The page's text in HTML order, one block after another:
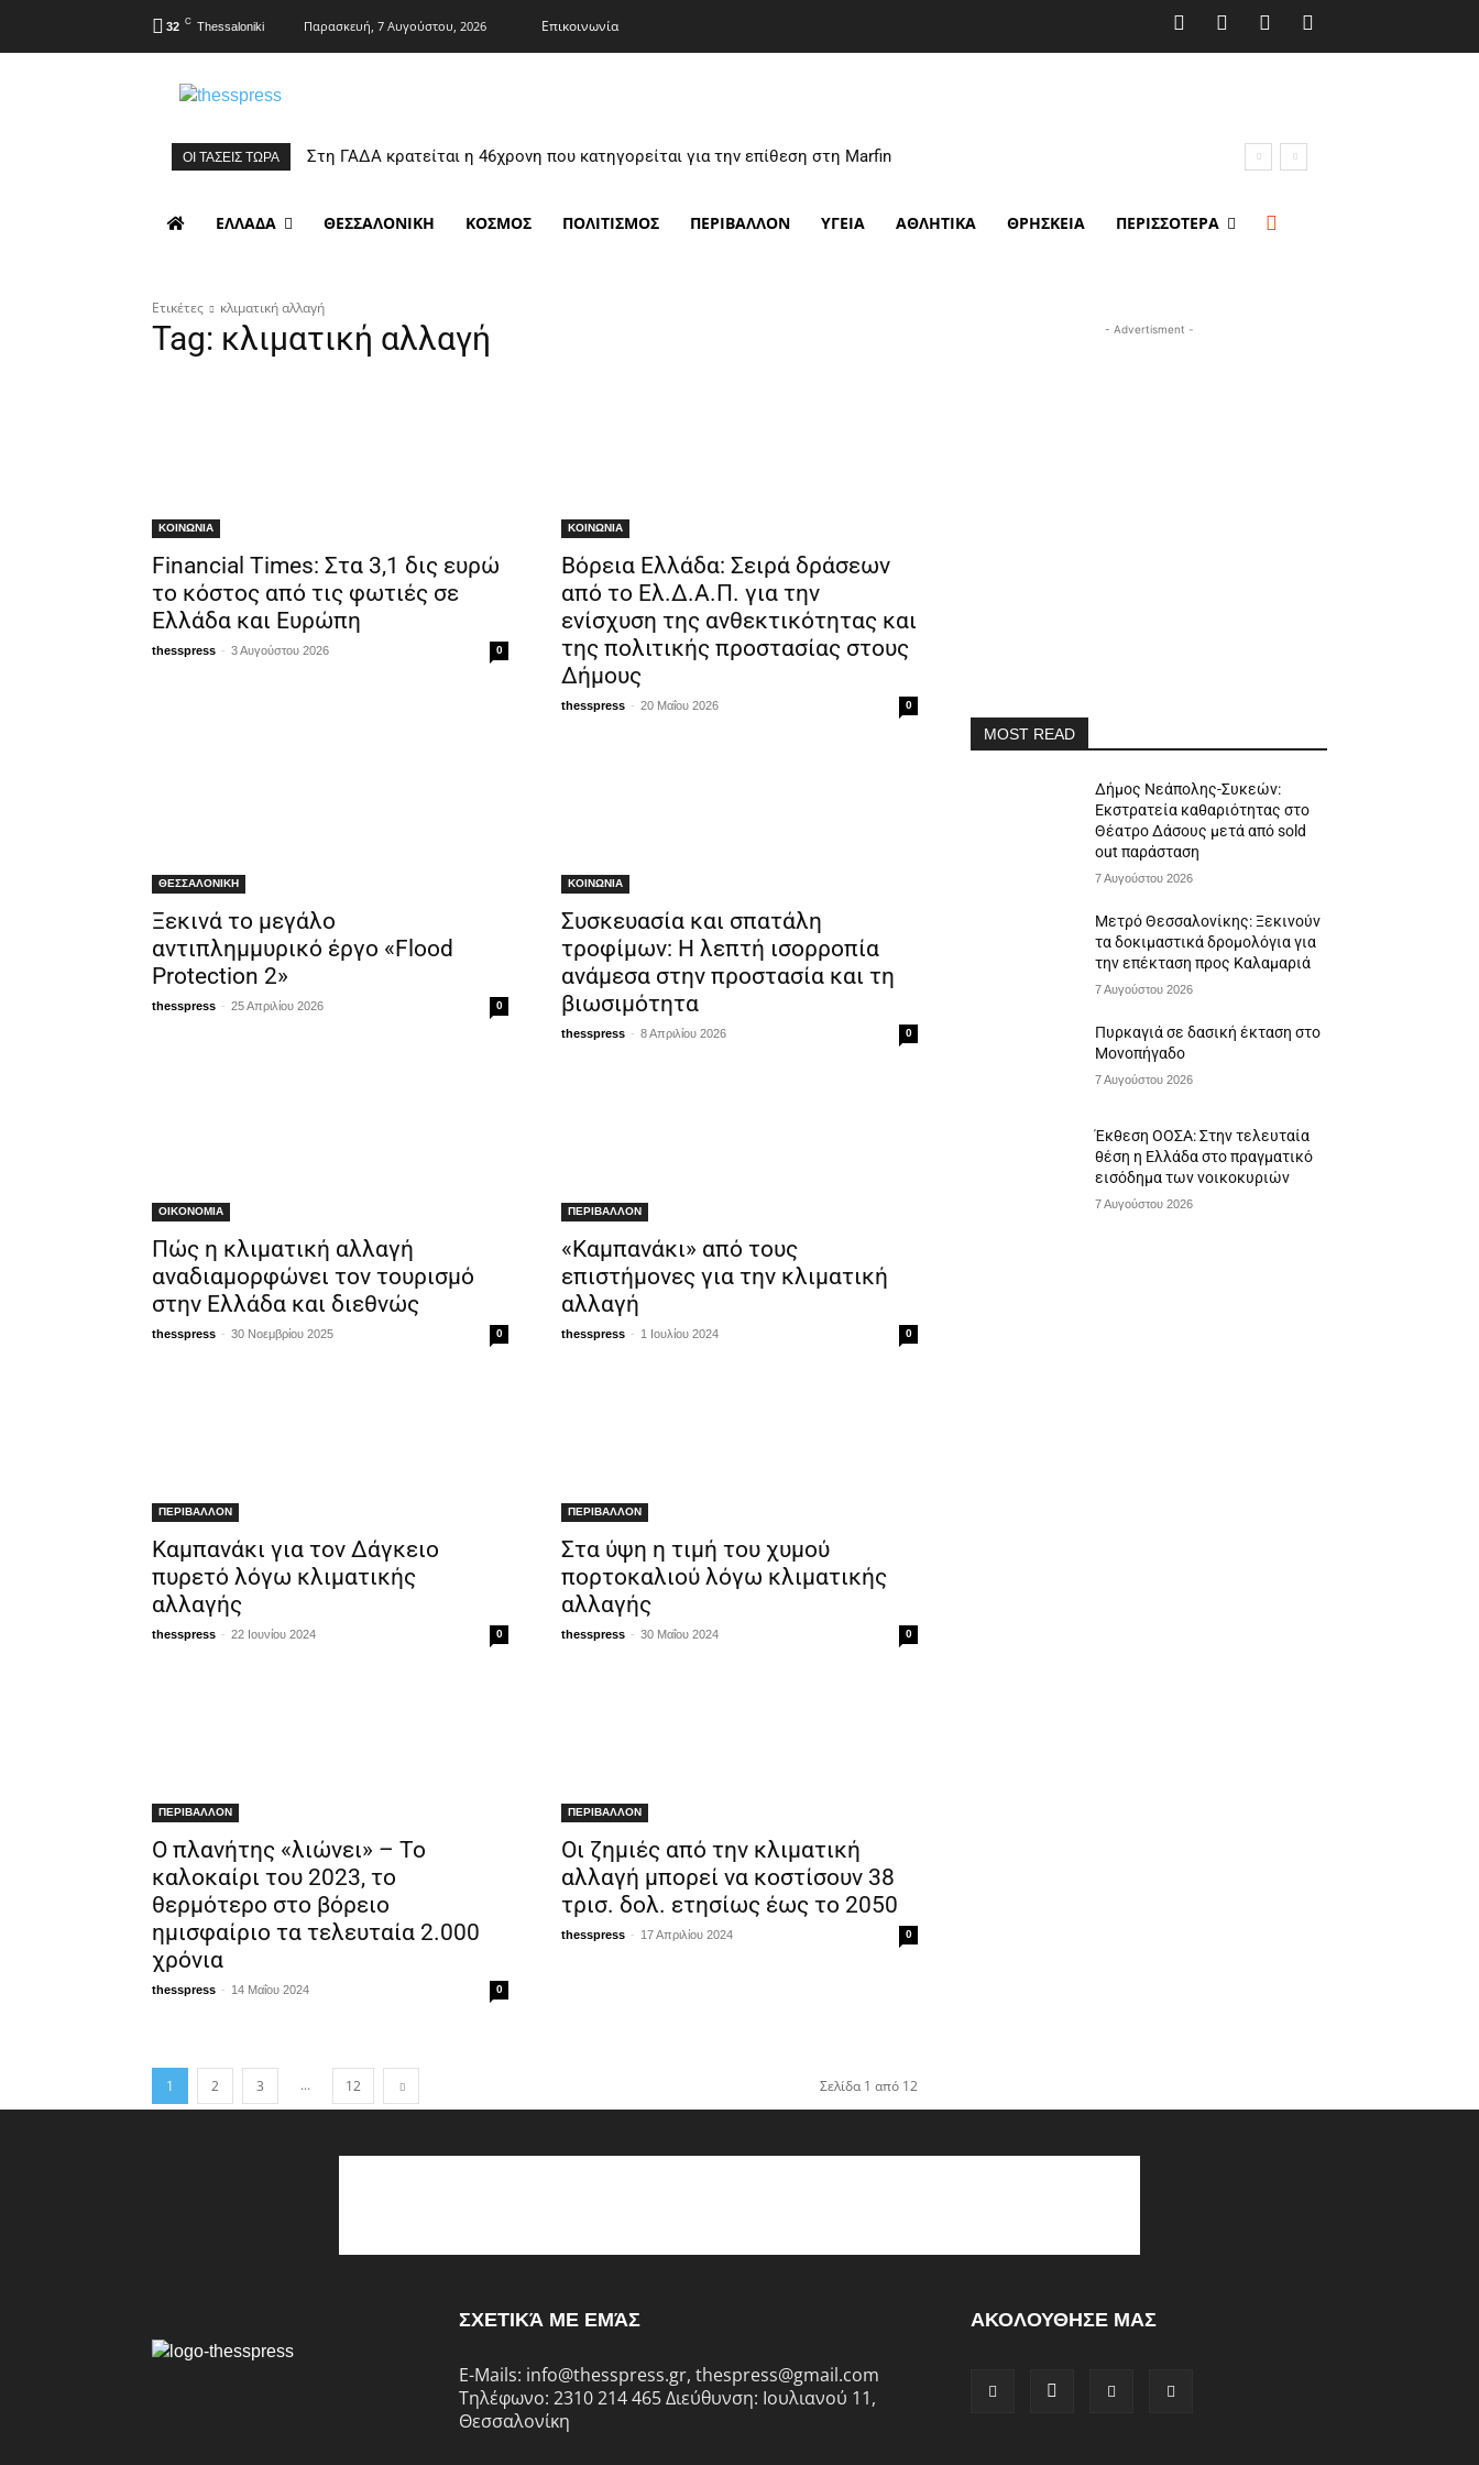
32 C Thessaloniki Παρασκευή, 7 Αυγούστου, 2026 Επικοινωνία
ΟΙ ΤΑΣΕΙΣ ΤΩΡΑ Στη ΓΑΔΑ κρατείται η 46χρονη που κατηγορείται για την επίθεση στη Marfin
ΕΛΛΑΔΑ ΘΕΣΣΑΛΟΝΙΚΗ ΚΟΣΜΟΣ ΠΟΛΙΤΙΣΜΟΣ ΠΕΡΙΒΑΛΛΟΝ ΥΓΕΙΑ ΑΘΛΗΤΙΚΑ ΘΡΗΣΚΕΙΑ ΠΕΡΙΣΣΟΤΕΡΑ
Ετικέτες κλιματική αλλαγή
Tag: κλιματική αλλαγή
ΚΟΙΝΩΝΙΑ
Financial Times: Στα 3,1 δις ευρώ
το κόστος από τις φωτιές σε
Ελλάδα και Ευρώπη
thesspress - 3 Αυγούστου 2026 0
ΚΟΙΝΩΝΙΑ
Βόρεια Ελλάδα: Σειρά δράσεων
από το Ελ.Δ.Α.Π. για την
ενίσχυση της ανθεκτικότητας και
της πολιτικής προστασίας στους
Δήμους
thesspress - 20 Μαΐου 2026 0
ΘΕΣΣΑΛΟΝΙΚΗ
Ξεκινά το μεγάλο
αντιπλημμυρικό έργο «Flood
Protection 2»
thesspress - 25 Απριλίου 2026 0
ΚΟΙΝΩΝΙΑ
Συσκευασία και σπατάλη
τροφίμων: Η λεπτή ισορροπία
ανάμεσα στην προστασία και τη
βιωσιμότητα
thesspress - 8 Απριλίου 2026 0
ΟΙΚΟΝΟΜΙΑ
Πώς η κλιματική αλλαγή
αναδιαμορφώνει τον τουρισμό
στην Ελλάδα και διεθνώς
thesspress - 30 Νοεμβρίου 2025 0
ΠΕΡΙΒΑΛΛΟΝ
«Καμπανάκι» από τους
επιστήμονες για την κλιματική
αλλαγή
thesspress - 1 Ιουλίου 2024 0
ΠΕΡΙΒΑΛΛΟΝ
Καμπανάκι για τον Δάγκειο
πυρετό λόγω κλιματικής
αλλαγής
thesspress - 22 Ιουνίου 2024 0
ΠΕΡΙΒΑΛΛΟΝ
Στα ύψη η τιμή του χυμού
πορτοκαλιού λόγω κλιματικής
αλλαγής
thesspress - 30 Μαΐου 2024 0
ΠΕΡΙΒΑΛΛΟΝ
Ο πλανήτης «λιώνει» – Το
καλοκαίρι του 2023, το
θερμότερο στο βόρειο
ημισφαίριο τα τελευταία 2.000
χρόνια
thesspress - 14 Μαΐου 2024 0
ΠΕΡΙΒΑΛΛΟΝ
Οι ζημιές από την κλιματική
αλλαγή μπορεί να κοστίσουν 38
τρισ. δολ. ετησίως έως το 2050
thesspress - 17 Απριλίου 2024 0
1 2 3 ... 12 Σελίδα 1 από 12
- Advertisment -
MOST READ
Δήμος Νεάπολης-Συκεών:
Εκστρατεία καθαριότητας στο
Θέατρο Δάσους μετά από sold
out παράσταση
7 Αυγούστου 2026
Μετρό Θεσσαλονίκης: Ξεκινούν
τα δοκιμαστικά δρομολόγια για
την επέκταση προς Καλαμαριά
7 Αυγούστου 2026
Πυρκαγιά σε δασική έκταση στο
Μονοπήγαδο
7 Αυγούστου 2026
Έκθεση ΟΟΣΑ: Στην τελευταία
θέση η Ελλάδα στο πραγματικό
εισόδημα των νοικοκυριών
7 Αυγούστου 2026
ΣΧΕΤΙΚΆ ΜΕ ΕΜΆΣ
E-Mails: info@thesspress.gr, thespress@gmail.com
Τηλέφωνο: 2310 214 465 Διεύθυνση: Ιουλιανού 11,
Θεσσαλονίκη
ΑΚΟΛΟΥΘΗΣΕ ΜΑΣ